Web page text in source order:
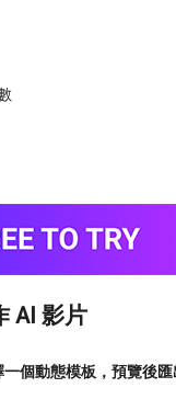
AI 影片
個動態模板，預覽後匯